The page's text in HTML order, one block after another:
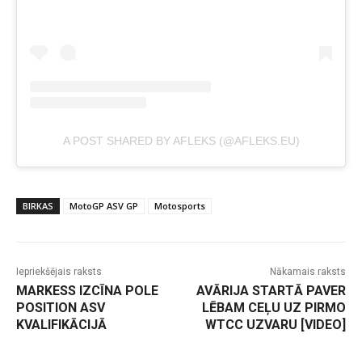
A POST SHARED BY AFLEKS (@AFLEKS.EU)
BIRKAS MotoGP ASV GP Motosports
Iepriekšējais raksts
MARKESS IZCĪNA POLE
POSITION ASV
KVALIFIKĀCIJĀ
Nākamais raksts
AVĀRIJA STARTĀ PAVER
LĒBAM CEĻU UZ PIRMO
WTCC UZVARU [VIDEO]